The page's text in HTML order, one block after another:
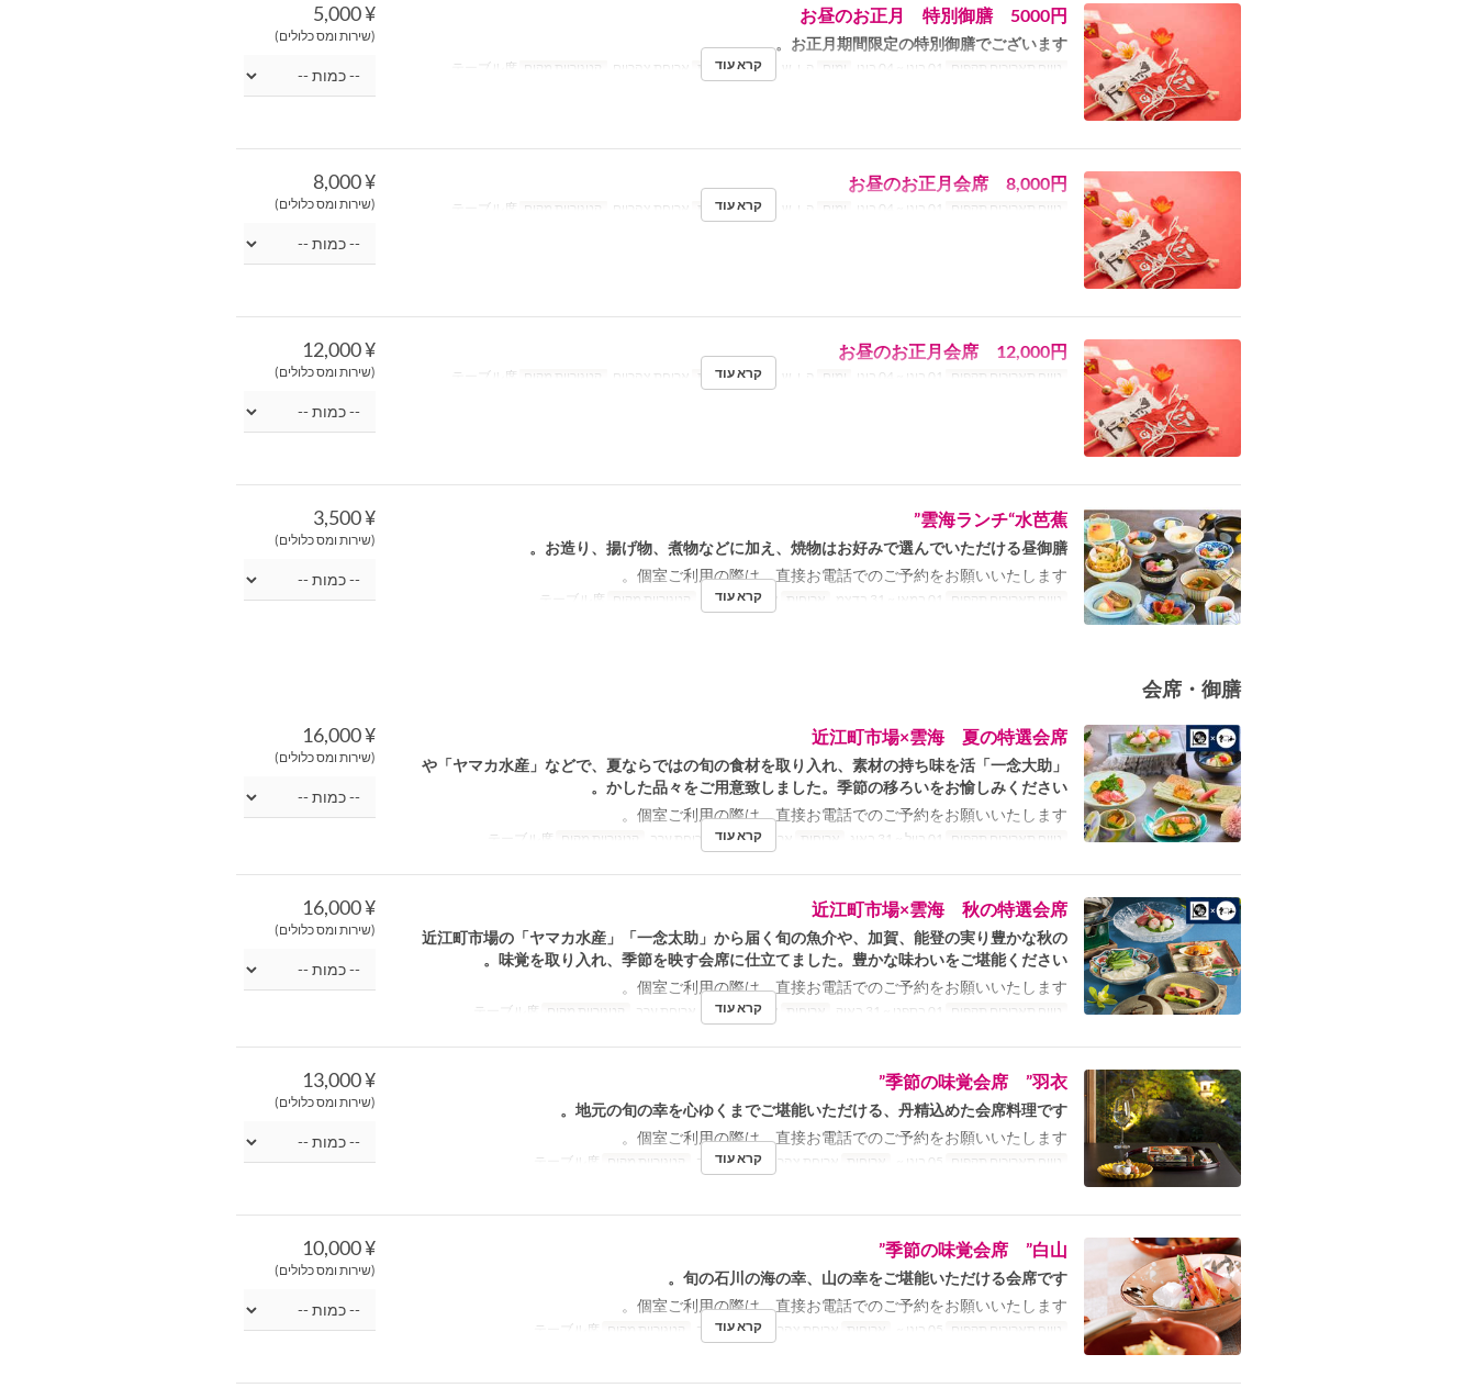
¥ 5,000
(שירות ומס כלולים)
お昼のお正月 特別御膳 5000円
お正月期間限定の特別御膳でございます。
טווח תאריכים תקפים ימים ה, ו, ש, א, חג ארוחות ארוחת צהריים קטגוריית מקום קרא עוד
¥ 8,000
(שירות ומס כלולים)
お昼のお正月会席 8,000円
טווח תאריכים תקפים ימים ה, ו, ש, א, חג ארוחות ארוחת צהריים קטגוריית מקום קרא עוד
¥ 12,000
(שירות ומס כלולים)
お昼のお正月会席 12,000円
טווח תאריכים תקפים ימים ה, ו, ש, א, חג ארוחות ארוחת צהריים קטגוריית מקום קרא עוד
¥ 3,500
(שירות ומס כלולים)
雲海ランチ“水芭蕉”
お造り、揚げ物、煮物などに加え、焼物はお好みで選んでいただける昼御膳。
個室ご利用の際は、直接お電話でのご予約をお願いいたします。
טווח תאריכים תקפים ארוחות ארוחת צהריים קטגוריית מקום קרא עוד
会席・御膳
¥ 16,000
(שירות ומס כלולים)
近江町市場×雲海 夏の特選会席
「一念大助」や「ヤマカ水産」などで、夏ならではの旬の食材を取り入れ、素材の持ち味を活
かした品々をご用意致しました。季節の移ろいをお愉しみください。
個室ご利用の際は、直接お電話でのご予約をお願いいたします。
טווח תאריכים תקפים ארוחות ארוחת צהריים, ארוחת ערב קטגוריית מקום קרא עוד
¥ 16,000
(שירות ומס כלולים)
近江町市場×雲海 秋の特選会席
近江町市場の「ヤマカ水産」「一念太助」から届く旬の魚介や、加賀、能登の実り豊かな秋の
味覚を取り入れ、季節を映す会席に仕立てました。豊かな味わいをご堪能ください。
個室ご利用の際は、直接お電話でのご予約をお願いいたします。
טווח תאריכים תקפים ארוחות ארוחת צהריים, ארוחת ערב קטגוריית מקום קרא עוד
¥ 13,000
(שירות ומס כלולים)
季節の味覚会席 ”羽衣”
地元の旬の幸を心ゆくまでご堪能いただける、丹精込めた会席料理です。
個室ご利用の際は、直接お電話でのご予約をお願いいたします。
טווח תאריכים תקפים ארוחות ארוחת צהריים, ארוחת ערב קטגוריית מקום קרא עוד
¥ 10,000
(שירות ומס כלולים)
季節の味覚会席 ”白山”
旬の石川の海の幸、山の幸をご堪能いただける会席です。
個室ご利用の際は、直接お電話でのご予約をお願いいたします。
טווח תאריכים תקפים ארוחות ארוחת צהריים, ארוחת ערב קטגוריית מקום קרא עוד